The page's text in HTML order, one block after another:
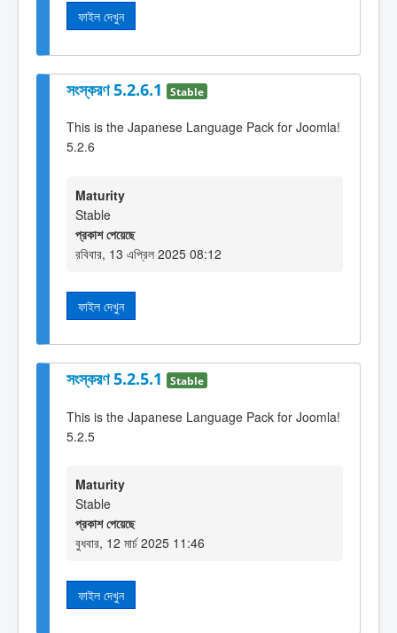
ফাইল দেখুন
সংস্করণ 5.2.6.1 Stable
This is the Japanese Language Pack for Joomla!
5.2.6
Maturity
Stable
প্রকাশ পেয়েছে
রবিবার, 13 এপ্রিল 2025 08:12
ফাইল দেখুন
সংস্করণ 5.2.5.1 Stable
This is the Japanese Language Pack for Joomla!
5.2.5
Maturity
Stable
প্রকাশ পেয়েছে
বুধবার, 12 মার্চ 2025 11:46
ফাইল দেখুন